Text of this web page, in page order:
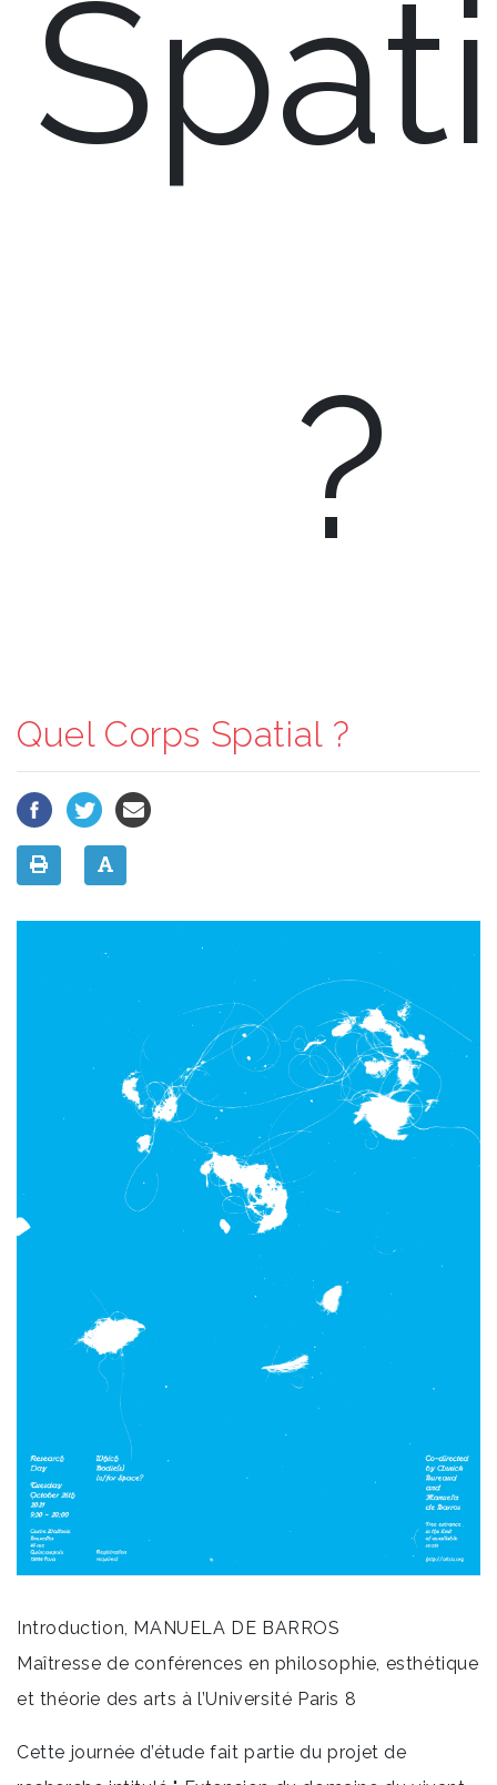
?
Quel Corps Spatial ?
Introduction, MANUELA DE BARROS
Maîtresse de conférences en philosophie, esthétique
et théorie des arts à l’Université Paris 8
Cette journée d’étude fait partie du projet de